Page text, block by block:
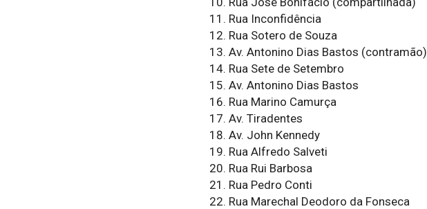
Rua Inconfidência
Rua Sotero de Souza
Av. Antonino Dias Bastos (contramão)
Rua Sete de Setembro
Av. Antonino Dias Bastos
Rua Marino Camurça
Av. Tiradentes
Av. John Kennedy
Rua Alfredo Salveti
Rua Rui Barbosa
Rua Pedro Conti
Rua Marechal Deodoro da Fonseca